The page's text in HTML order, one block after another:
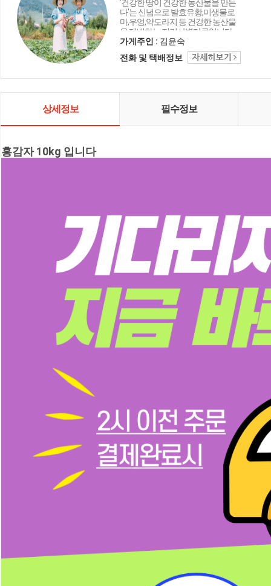
'건강한 땅이 건강한 농산물을 만든
다'는 신념으로 발효유황,미생물로
마,우엉,약도라지 등 건강한 농산물
을 재배하는 지리산별마루입니다.
가게주인 : 김윤숙
전화 및 택배정보
상세정보 필수정보
홍감자 10kg 입니다